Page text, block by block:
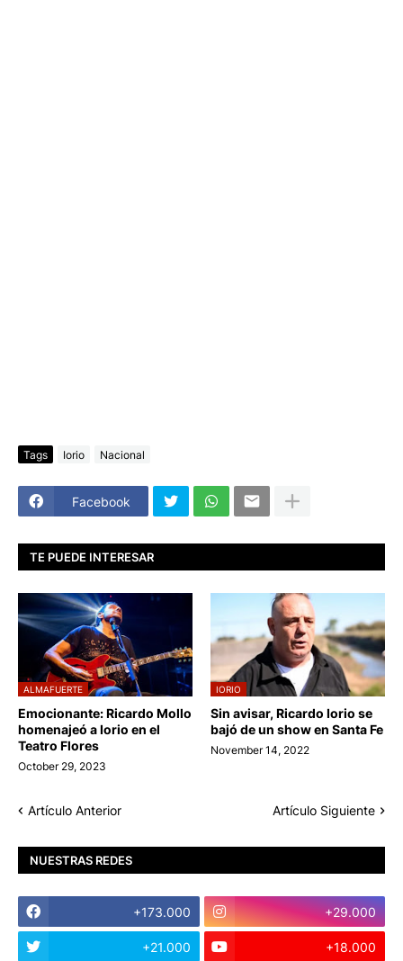
Tags Iorio Nacional
Facebook
TE PUEDE INTERESAR
ALMAFUERTE
Emocionante: Ricardo Mollo
homenajeó a Iorio en el
Teatro Flores
October 29, 2023
IORIO
Sin avisar, Ricardo Iorio se
bajó de un show en Santa Fe
November 14, 2022
Artículo Anterior Artículo Siguiente
NUESTRAS REDES
+173.000 +29.000
+21.000 +18.000